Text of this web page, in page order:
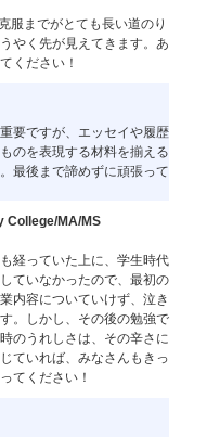
服までがとても長い道のり
やく先が見えてきます。あ
ください！
要ですが、エッセイや履歴
のを表現する材料を揃える
最後まで諦めずに頑張って
College/MA/MS
経っていた上に、学生時代
ていなかったので、最初の
内容についていけず、泣き
。しかし、その後の勉強で
のうれしさは、その辛さに
ていれば、みなさんもきっ
てください！